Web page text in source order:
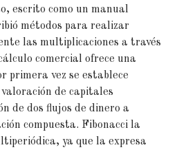
escrito como un manual
métodos para realizar
las multiplicaciones a través
comercial ofrece una
primera vez se establece
de capitales
de dos flujos de dinero a
compuesta. Fibonacci la
ya que la expresa